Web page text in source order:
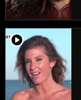
player2